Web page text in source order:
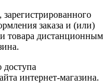
заказа и (или)
товара дистанционным
доступа
интернет-магазина.